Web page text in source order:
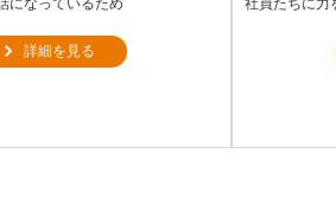
詳細を見る